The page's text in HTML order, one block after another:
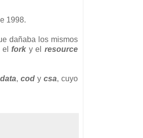
1998.
dañaba los mismos
elfork y elresource
data, cody csa, cuyo